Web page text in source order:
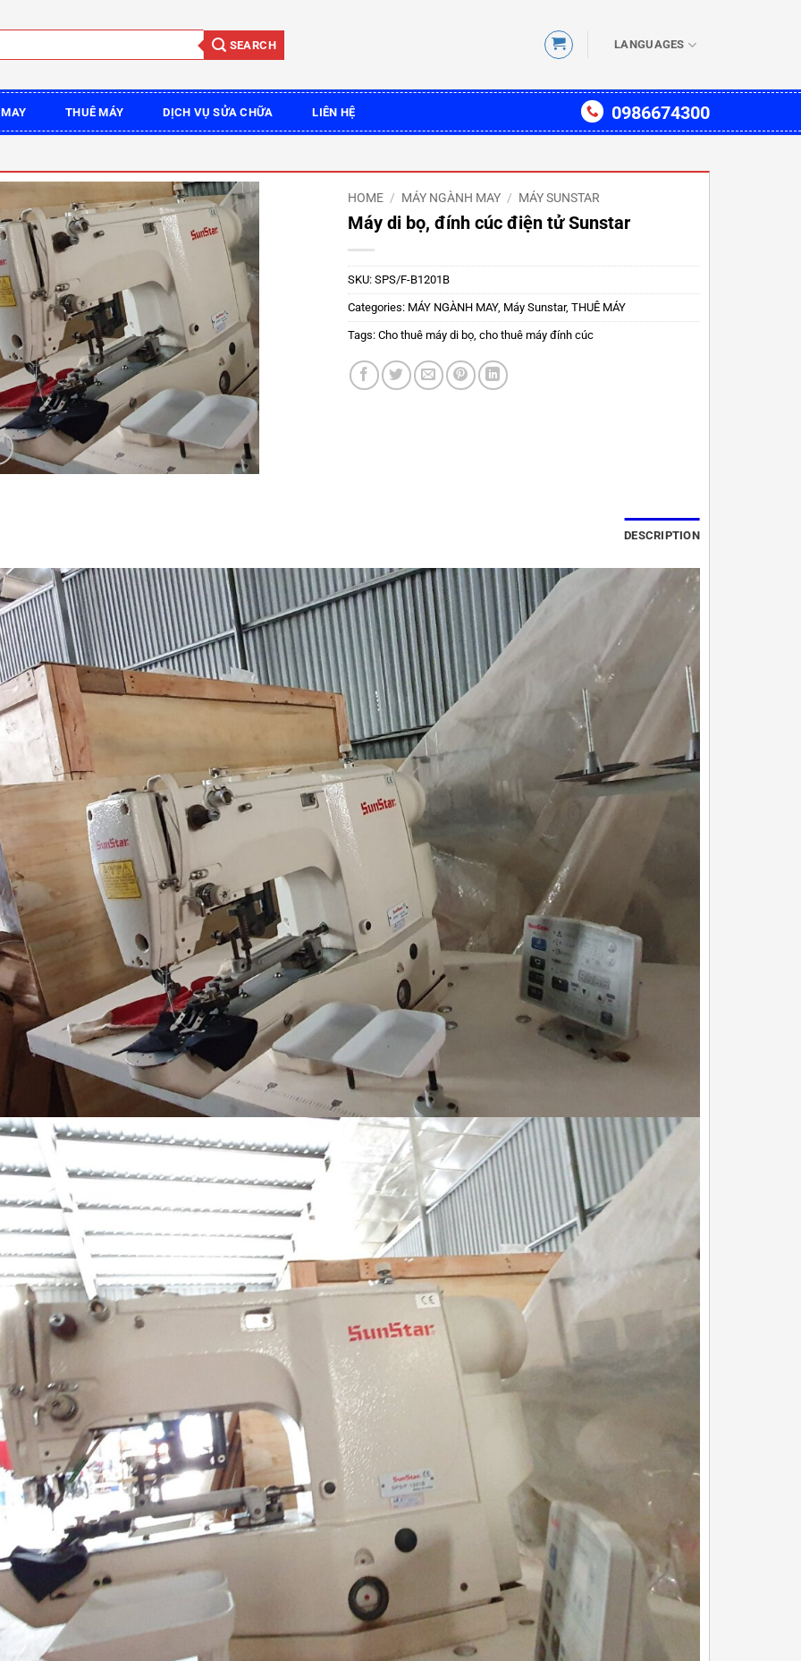
SEARCH LANGUAGES
THUÊ MÁY DỊCH VỤ SỬA CHỮA LIÊN HỆ 0986674300
HOME / MÁY NGÀNH MAY / MÁY SUNSTAR
Máy di bọ, đính cúc điện tử Sunstar
SKU: SPS/F-B1201B
Categories: MÁY NGÀNH MAY, Máy Sunstar, THUÊ MÁY
Tags: Cho thuê máy di bọ cho thuê máy đính cúc
DESCRIPTION